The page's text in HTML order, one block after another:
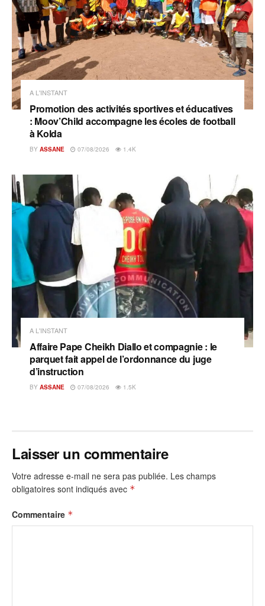
A L'INSTANT
Promotion des activités sportives et éducatives
: Moov’Child accompagne les écoles de football
à Kolda
BY ASSANE 07/08/2026 1.4K
A L'INSTANT
Affaire Pape Cheikh Diallo et compagnie : le
parquet fait appel de l’ordonnance du juge
d’instruction
BY ASSANE 07/08/2026 1.5K
Laisser un commentaire
Votre adresse e-mail ne sera pas publiée. Les champs
obligatoires sont indiqués avec *
Commentaire *